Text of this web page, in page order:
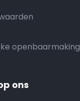
openbaarmaking
ons